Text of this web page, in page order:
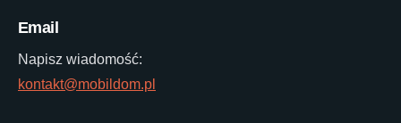
Email
Napisz wiadomość:
kontakt@mobildom.pl